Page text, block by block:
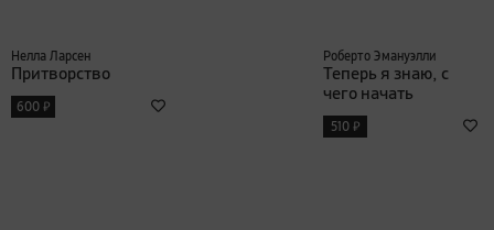
Нелла Ларсен
Притворство
600 ₽
Роберто Эмануэлли
Теперь я знаю, с
чего начать
510 ₽